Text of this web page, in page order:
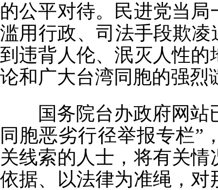
的公平对待。民进党当
滥用行政、司法手段欺
到违背人伦、泯灭人性
论和广大台湾同胞的强烈
国务院台办政府网站
同胞恶劣行径举报专栏”
关线索的人士，将有关
依据、以法律为准绳，